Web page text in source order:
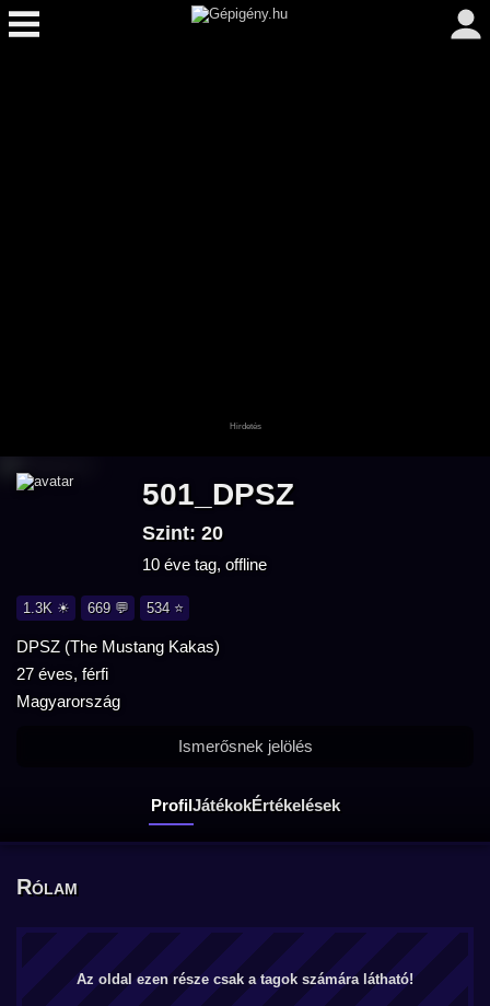
501_DPSZ
Szint: 20
10 éve tag, offline
1.3K ☀ 669 💬 534 ⭐
DPSZ (The Mustang Kakas)
27 éves, férfi
Magyarország
ProfilJátékokÉrtékelések
Ismerősnek jelölés
Rólam
Az oldal ezen része csak a tagok számára látható!